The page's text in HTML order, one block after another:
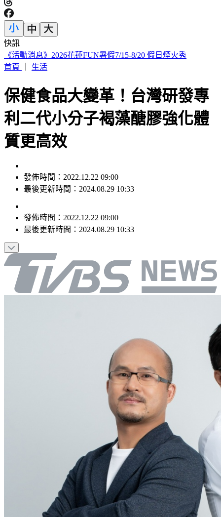
快訊
雪梨機場兩機險相撞！捷星急煞避撞卡達航班 1空服員受傷
首頁
生活
保健食品大變革！台灣研發專
利二代小分子褐藻醣膠強化體
質更高效
發佈時間：2022.12.22 09:00
最後更新時間：2024.08.29 10:33
發佈時間： 2022.12.22 09:00
最後更新時間： 2024.08.29 10:33